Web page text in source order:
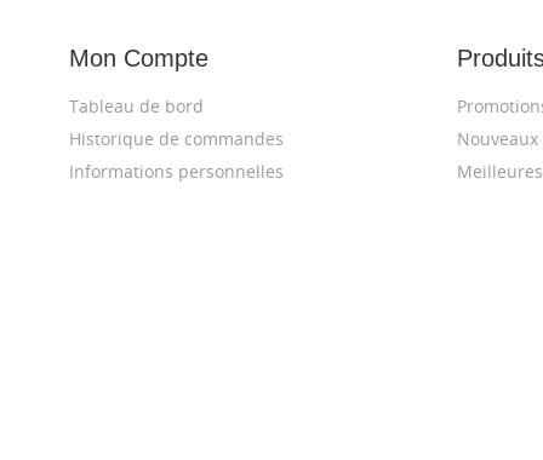
Mon Compte
Tableau de bord
Historique de commandes
Informations personnelles